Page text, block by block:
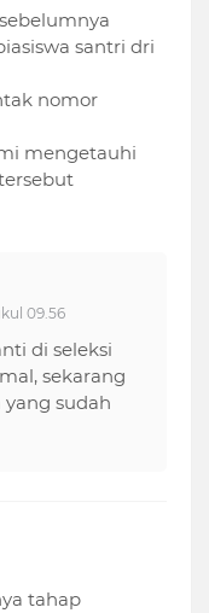
santri dri
nomor
mengetauhi
09.56
di seleksi
sekarang
sudah
tahap